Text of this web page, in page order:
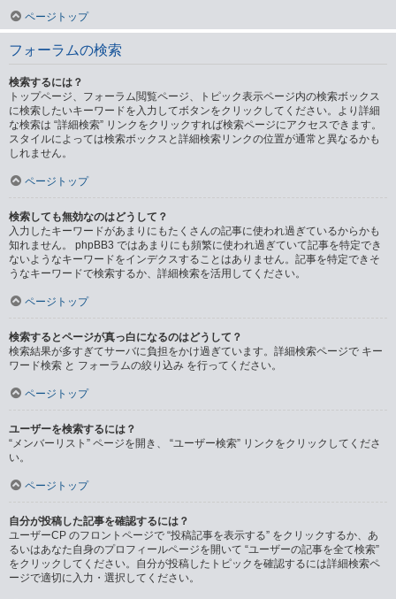
ページトップ
フォーラムの検索
検索するには？
トップページ、フォーラム閲覧ページ、トピック表示ページ内の検索ボックス
に検索したいキーワードを入力してボタンをクリックしてください。より詳細
な検索は “詳細検索” リンクをクリックすれば検索ページにアクセスできます。
スタイルによっては検索ボックスと詳細検索リンクの位置が通常と異なるかも
しれません。
ページトップ
検索しても無効なのはどうして？
入力したキーワードがあまりにもたくさんの記事に使われ過ぎているからかも
知れません。 phpBB3 ではあまりにも頻繁に使われ過ぎていて記事を特定でき
ないようなキーワードをインデクスすることはありません。記事を特定できそ
うなキーワードで検索するか、詳細検索を活用してください。
ページトップ
検索するとページが真っ白になるのはどうして？
検索結果が多すぎてサーバに負担をかけ過ぎています。詳細検索ページで キー
ワード検索 と フォーラムの絞り込み を行ってください。
ページトップ
ユーザーを検索するには？
“メンバーリスト” ページを開き、 “ユーザー検索” リンクをクリックしてくださ
い。
ページトップ
自分が投稿した記事を確認するには？
ユーザーCP のフロントページで “投稿記事を表示する” をクリックするか、あ
るいはあなた自身のプロフィールページを開いて “ユーザーの記事を全て検索”
をクリックしてください。自分が投稿したトピックを確認するには詳細検索ペ
ージで適切に入力・選択してください。